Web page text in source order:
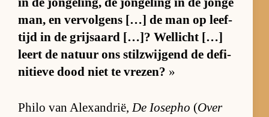
man, en ver­vol­gens […] de man op leef­
tijd in de grijs­aard […]? Wel­licht […]
leert de na­tuur ons stil­zwij­gend de de­fi­
ni­tieve dood niet te vre­zen? »
Philo van Alexan­drië,De Io­sepho (Over